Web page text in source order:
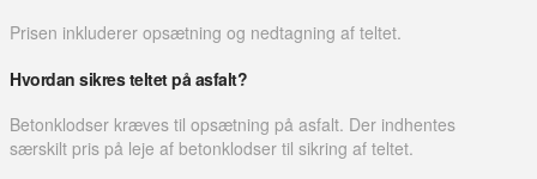
Prisen inkluderer opsætning og nedtagning af teltet.
Hvordan sikres teltet på asfalt?
Betonklodser kræves til opsætning på asfalt. Der indhentes
særskilt pris på leje af betonklodser til sikring af teltet.